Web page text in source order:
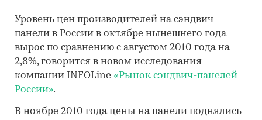
Уровень цен производителей на сэндвич-
панели в России в октябре нынешнего года
вырос по сравнению с августом 2010 года на
2,8%, говорится в новом исследования
компании INFOLine «Рынок сэндвич-панелей
России».
В ноябре 2010 года цены на панели поднялись